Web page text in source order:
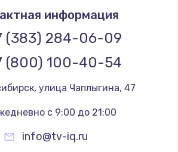
и искажение звука
Заказать
1400 руб.
информация
(383) 284-06-09
(800) 100-40-54
, улица Чаплыгина, 47
с 9:00 до 21:00
info@tv-iq.ru